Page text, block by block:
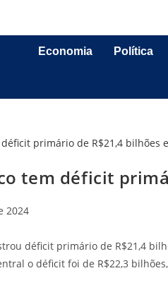
Economia Política
tem déficit
2024
déficit primário de R$21,4
o déficit foi de R$22,3